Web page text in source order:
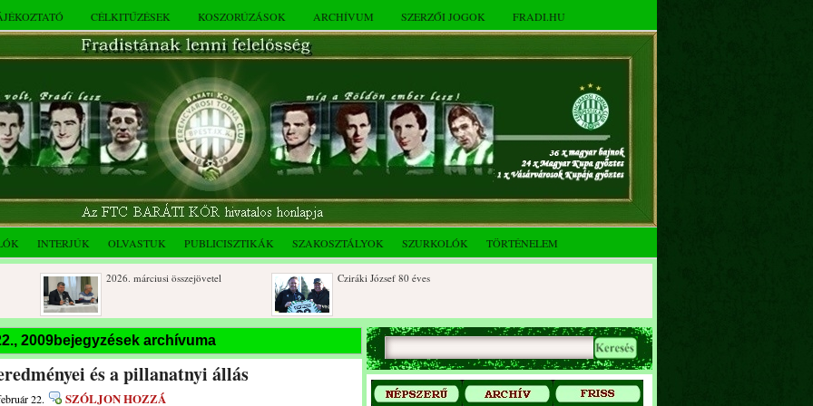
CÉLKITŰZÉSEK KOSZORÚZÁSOK ARCHÍVUM SZERZŐI JOGOK FRADI.HU
INTERJÚK OLVASTUK PUBLICISZTIKÁK SZAKOSZTÁLYOK SZURKOLÓK TÖRTÉNELEM
2026. márciusi összejövetel Cziráki József 80 éves
Rendkívüli közgyűlés és a 2025.
novemberi összejövetel
Dálnoki József 90 éves
2009bejegyzések archívuma
és a pillanatnyi állás
22. SZÓLJON HOZZÁ